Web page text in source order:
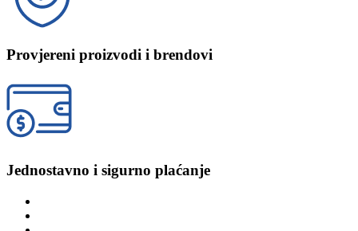
Provjereni proizvodi i brendovi
Jednostavno i sigurno plaćanje